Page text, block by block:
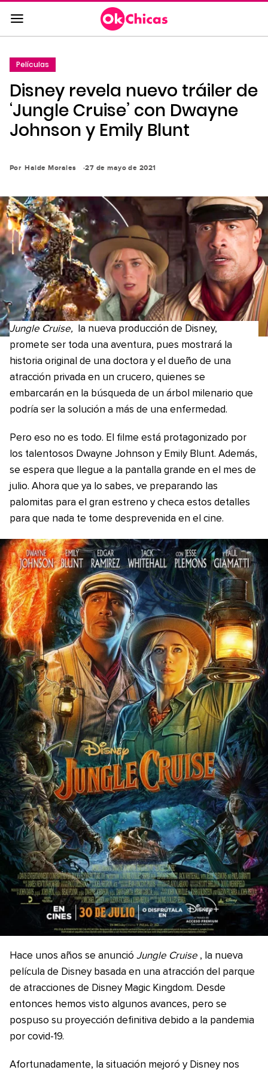
Saltar
al
contenido
la
navegación
principal
Películas
Disney revela nuevo tráiler de
‘Jungle Cruise’ con Dwayne
Johnson y Emily Blunt
Por Haide Morales 27 de mayo de 2021
Jungle Cruise,
la nueva producción de Disney,
promete ser toda una aventura, pues mostrará la
historia original de una doctora y el dueño de una
atracción privada en un crucero, quienes se
embarcarán en la búsqueda de un árbol milenario que
podría ser la solución a más de una enfermedad.
Pero eso no es todo. El filme está protagonizado por
los talentosos Dwayne Johnson y Emily Blunt. Además,
se espera que llegue a la pantalla grande en el mes de
julio. Ahora que ya lo sabes, ve preparando las
palomitas para el gran estreno y checa estos detalles
para que nada te tome desprevenida en el cine.
Hace unos años se anunció Jungle Cruise , la nueva
película de Disney basada en una atracción del parque
de atracciones de Disney Magic Kingdom. Desde
entonces hemos visto algunos avances, pero se
pospuso su proyección definitiva debido a la pandemia
por covid-19.
Afortunadamente, la situación mejoró y Disney nos